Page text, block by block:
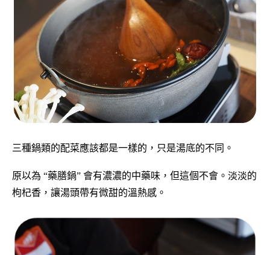
三種鍋類的配菜應該都是一樣的，只是湯底的不同。
原以為 “藥膳鍋” 會有濃濃的中藥味，但這個不會。淡淡的
枸杞香，讓湯頭帶有微甜的溫熱感。